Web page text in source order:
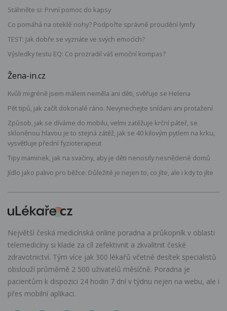
Stáhněte si: První pomoc do kapsy
Co pomáhá na oteklé nohy? Podpořte správné proudění lymfy
TEST: Jak dobře se vyznáte ve svých emocích?
Výsledky testu EQ: Co prozradil váš emoční kompas?
Žena-in.cz
Kvůli migréně jsem málem neměla ani děti, svěřuje se Helena
Pět tipů, jak začít dokonalé ráno. Nevynechejte snídani ani protažení
Způsob, jak se díváme do mobilu, velmi zatěžuje krční páteř, se
skloněnou hlavou je to stejná zátěž, jak se 40 kilovým pytlem na krku,
vysvětluje přední fyzioterapeut
Tipy maminek, jak na svačiny, aby je děti nenosily nesnědené domů
Jídlo jako palivo pro běžce: Důležité je nejen to, co jíte, ale i kdy to jíte
Největší česká medicínská online poradna a průkopník v oblasti
telemedicíny si klade za cíl zefektivnit a zkvalitnit české
zdravotnictví. Tým více jak 300 lékařů včetně desítek specialistů
obslouží průměrně 2 500 uživatelů měsíčně. Poradna je
pacientům k dispozici 24 hodin 7 dní v týdnu nejen na webu, ale i
přes mobilní aplikaci.